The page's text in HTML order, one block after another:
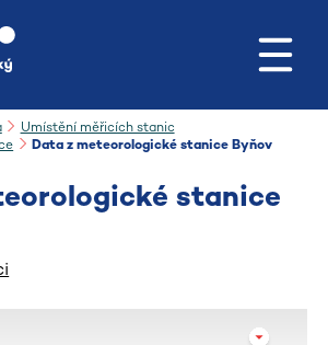
Umístění měřicích stanic
Data z meteorologické stanice Byňov
stanice